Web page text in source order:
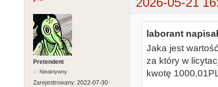
Pretendent
Nieaktywny
Zarejestrowany: 2022-07-30
laborant
Jaka jest
za który w
kwotę